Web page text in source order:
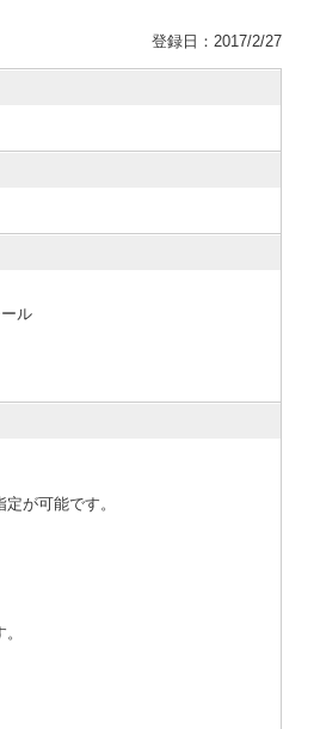
登録日：2017/2/27
ル
が可能です。